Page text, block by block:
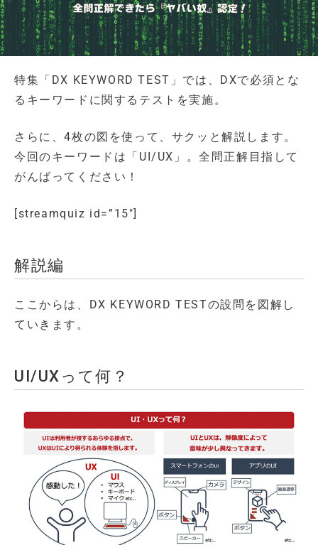
特集「DX KEYWORD TEST」では、DXで必須とな
るキーワードに関するテストを実施。
さらに、4枚の図を使って、サクッと解説します。
今回のキーワードは「UI/UX」。全問正解目指して
がんばってください！
[streamquiz id=”15″]
解説編
ここからは、DX KEYWORD TESTの設問を図解し
ていきます。
UI/UXって何？